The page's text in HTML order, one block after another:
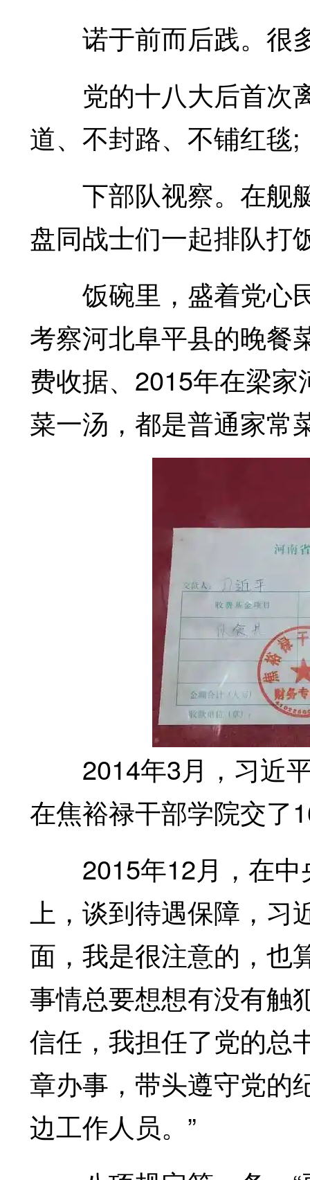
诺于前而后践。很
党的十八大后首次
道、不封路、不铺红毯;
下部队视察。在舰
盘同战士们一起排队打
饭碗里，盛着党心
考察河北阜平县的晚餐
费收据、2015年在梁
菜一汤，都是普通家常
2014年3月，习近平
在焦裕禄干部学院交了
2015年12月，在中
上，谈到待遇保障，习
面，我是很注意的，也
事情总要想想有没有触
信任，我担任了党的总
章办事，带头遵守党的
边工作人员。”